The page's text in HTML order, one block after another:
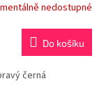
nedostupné
Do košíku
černá